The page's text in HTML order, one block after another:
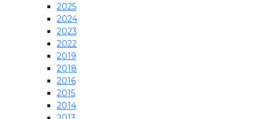
2025
2024
2023
2022
2019
2018
2016
2015
2014